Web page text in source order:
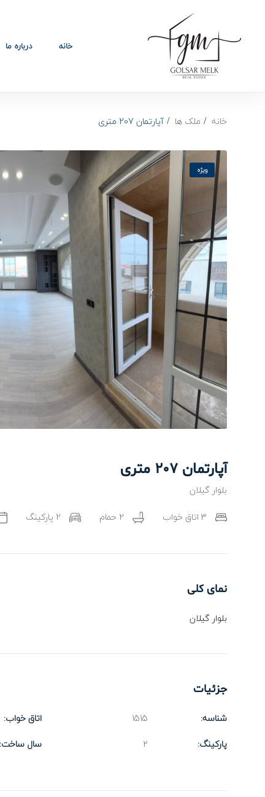
خانه درباره ما
خانه ملک ها آپارتمان 207 متری
ویژه
آپارتمان 207 متری
بلوار گیلان
3 اتاق خواب
2 حمام 2 پارکینگ
نمای کلی
بلوار گیلان
جزئیات
شناسه:
1515 اتاق خواب:
پارکینگ:
2 سال ساخت: